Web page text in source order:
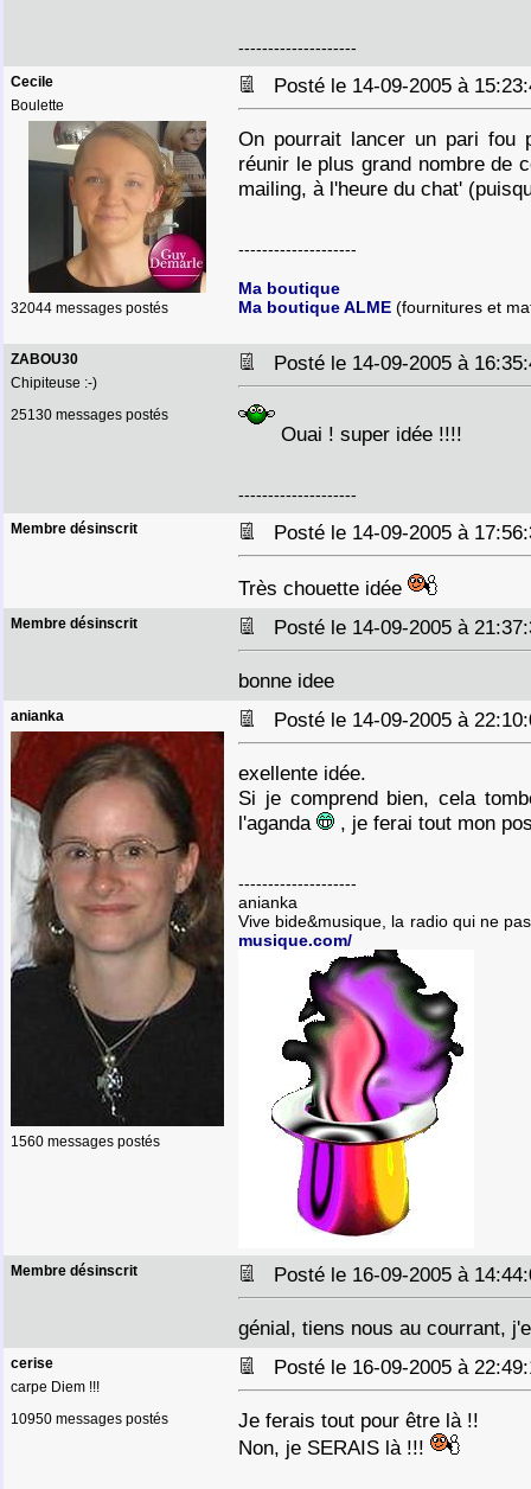
--------------------
Cecile
Boulette
32044 messages postés
Posté le 14-09-2005 à
On pourrait lancer un pari fou
réunir le plus grand nombre de
mailing, à l'heure du chat'
--------------------
Ma boutique
Ma boutique ALME (fournitures et
ZABOU30
Chipiteuse :-)
25130 messages postés
Posté le 14-09-2005 à
Ouai ! super idée !!!!
--------------------
Membre désinscrit Posté le 14-09-2005 à
Très chouette idée
Membre désinscrit Posté le 14-09-2005 à
bonne idee
anianka
1560 messages postés
Posté le 14-09-2005 à
exellente idée.
Si je comprend bien, cela
l'aganda
, je ferai tout mon
--------------------
anianka
Vive bide&musique, la radio qui ne
musique.com/
Membre désinscrit Posté le 16-09-2005 à
génial, tiens nous au courrant,
cerise
carpe Diem !!!
10950 messages postés
Posté le 16-09-2005 à
Je ferais tout pour être là !!
Non, je SERAIS là !!!